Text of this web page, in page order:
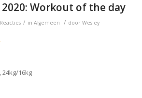
Workout of the day
/ in Algemeen / door Wesley
24kg/16kg